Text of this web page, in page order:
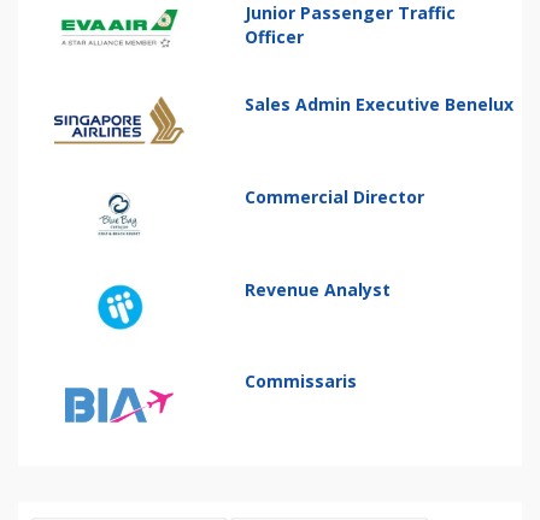
Junior Passenger Traffic
Officer
Sales Admin Executive Benelux
Commercial Director
Revenue Analyst
Commissaris